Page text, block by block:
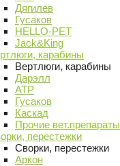
Дягилев
Гусаков
HELLO-PET
Jack&King
карабины
Вертлюги, карабины
Дарэлл
АТР
Гусаков
Каскад
Прочие вет.препараты
перестежки
Сворки, перестежки
Аркон